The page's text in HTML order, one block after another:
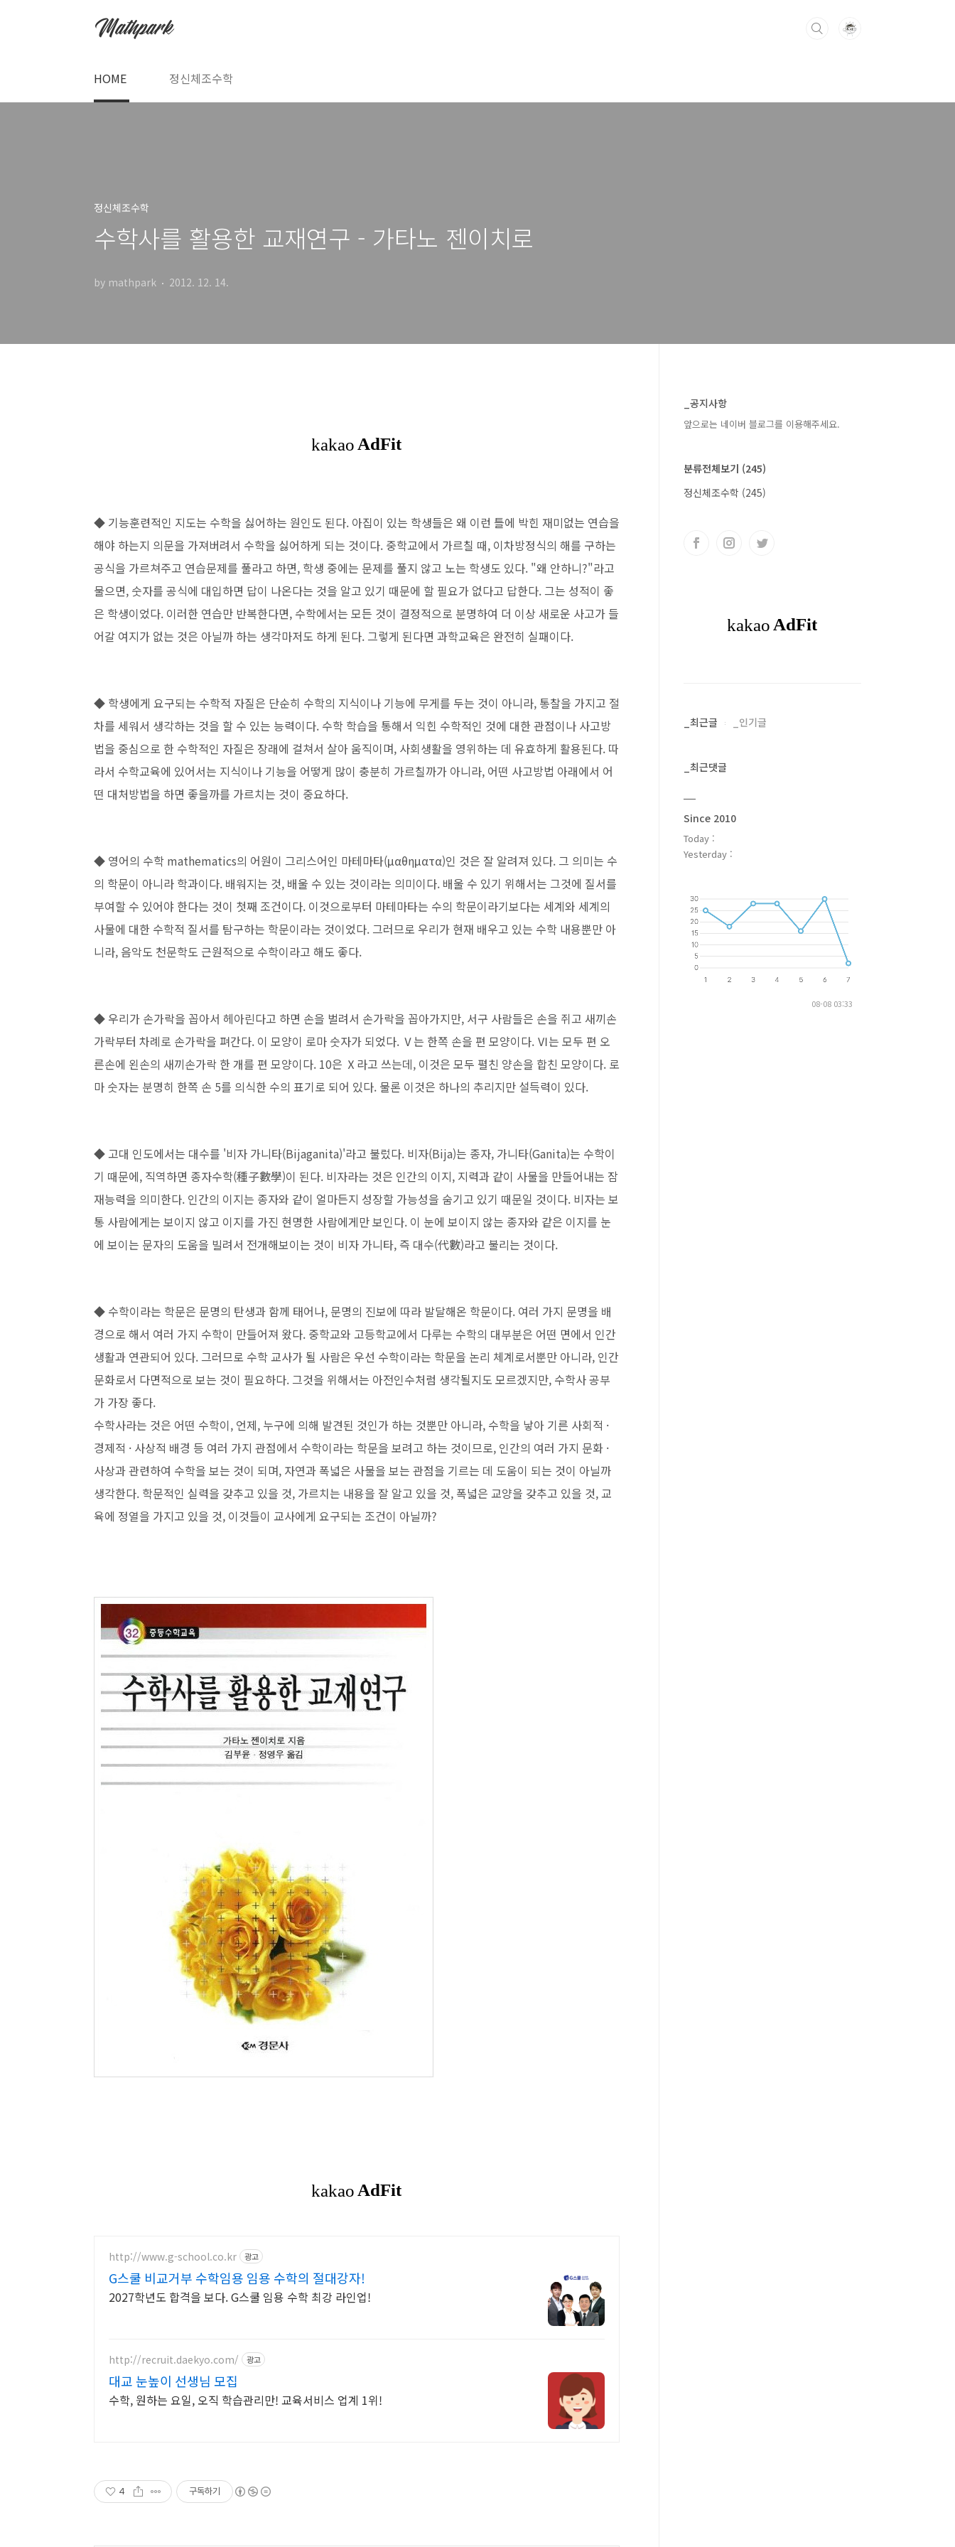
HOME 정신체조수학
정신체조수학
수학사를 활용한 교재연구 - 가타노 젠이치로
by mathpark 2012. 12. 14.
◆ 기능훈련적인 지도는 수학을 싫어하는 원인도 된다. 아집이 있는 학생들은 왜 이런 틀에 박힌 재미없는 연습을
해야 하는지 의문을 가져버려서 수학을 싫어하게 되는 것이다. 중학교에서 가르칠 때, 이차방정식의 해를 구하는
공식을 가르쳐주고 연습문제를 풀라고 하면, 학생 중에는 문제를 풀지 않고 노는 학생도 있다. "왜 안하니?"라고
물으면, 숫자를 공식에 대입하면 답이 나온다는 것을 알고 있기 때문에 할 필요가 없다고 답한다. 그는 성적이 좋
은 학생이었다. 이러한 연습만 반복한다면, 수학에서는 모든 것이 결정적으로 분명하여 더 이상 새로운 사고가 들
어갈 여지가 없는 것은 아닐까 하는 생각마저도 하게 된다. 그렇게 된다면 과학교육은 완전히 실패이다.
◆ 학생에게 요구되는 수학적 자질은 단순히 수학의 지식이나 기능에 무게를 두는 것이 아니라, 통찰을 가지고 절
차를 세워서 생각하는 것을 할 수 있는 능력이다. 수학 학습을 통해서 익힌 수학적인 것에 대한 관점이나 사고방
법을 중심으로 한 수학적인 자질은 장래에 걸쳐서 살아 움직이며, 사회생활을 영위하는 데 유효하게 활용된다. 따
라서 수학교육에 있어서는 지식이나 기능을 어떻게 많이 충분히 가르칠까가 아니라, 어떤 사고방법 아래에서 어
떤 대처방법을 하면 좋을까를 가르치는 것이 중요하다.
◆ 영어의 수학 mathematics의 어원이 그리스어인 마테마타(μαθηματα)인 것은 잘 알려져 있다. 그 의미는 수
의 학문이 아니라 학과이다. 배워지는 것, 배울 수 있는 것이라는 의미이다. 배울 수 있기 위해서는 그것에 질서를
부여할 수 있어야 한다는 것이 첫째 조건이다. 이것으로부터 마테마타는 수의 학문이라기보다는 세계와 세계의
사물에 대한 수학적 질서를 탐구하는 학문이라는 것이었다. 그러므로 우리가 현재 배우고 있는 수학 내용뿐만 아
니라, 음악도 천문학도 근원적으로 수학이라고 해도 좋다.
◆ 우리가 손가락을 꼽아서 헤아린다고 하면 손을 벌려서 손가락을 꼽아가지만, 서구 사람들은 손을 쥐고 새끼손
가락부터 차례로 손가락을 펴간다. 이 모양이 로마 숫자가 되었다. Ⅴ는 한쪽 손을 편 모양이다. Ⅵ는 모두 편 오
른손에 왼손의 새끼손가락 한 개를 편 모양이다. 10은 Ⅹ라고 쓰는데, 이것은 모두 펼친 양손을 합친 모양이다. 로
마 숫자는 분명히 한쪽 손 5를 의식한 수의 표기로 되어 있다. 물론 이것은 하나의 추리지만 설득력이 있다.
◆ 고대 인도에서는 대수를 '비자 가니타(Bijaganita)'라고 불렀다. 비자(Bija)는 종자, 가니타(Ganita)는 수학이
기 때문에, 직역하면 종자수학(種子數學)이 된다. 비자라는 것은 인간의 이지, 지력과 같이 사물을 만들어내는 잠
재능력을 의미한다. 인간의 이지는 종자와 같이 얼마든지 성장할 가능성을 숨기고 있기 때문일 것이다. 비자는 보
통 사람에게는 보이지 않고 이지를 가진 현명한 사람에게만 보인다. 이 눈에 보이지 않는 종자와 같은 이지를 눈
에 보이는 문자의 도움을 빌려서 전개해보이는 것이 비자 가니타, 즉 대수(代數)라고 불리는 것이다.
◆ 수학이라는 학문은 문명의 탄생과 함께 태어나, 문명의 진보에 따라 발달해온 학문이다. 여러 가지 문명을 배
경으로 해서 여러 가지 수학이 만들어져 왔다. 중학교와 고등학교에서 다루는 수학의 대부분은 어떤 면에서 인간
생활과 연관되어 있다. 그러므로 수학 교사가 될 사람은 우선 수학이라는 학문을 논리 체계로서뿐만 아니라, 인간
문화로서 다면적으로 보는 것이 필요하다. 그것을 위해서는 아전인수처럼 생각될지도 모르겠지만, 수학사 공부
가 가장 좋다.
수학사라는 것은 어떤 수학이, 언제, 누구에 의해 발견된 것인가 하는 것뿐만 아니라, 수학을 낳아 기른 사회적 ·
경제적 · 사상적 배경 등 여러 가지 관점에서 수학이라는 학문을 보려고 하는 것이므로, 인간의 여러 가지 문화 ·
사상과 관련하여 수학을 보는 것이 되며, 자연과 폭넓은 사물을 보는 관점을 기르는 데 도움이 되는 것이 아닐까
생각한다. 학문적인 실력을 갖추고 있을 것, 가르치는 내용을 잘 알고 있을 것, 폭넓은 교양을 갖추고 있을 것, 교
육에 정열을 가지고 있을 것, 이것들이 교사에게 요구되는 조건이 아닐까?
http://www.g-school.co.kr 광고
G스쿨 비교거부 수학임용 임용 수학의 절대강자!
2027학년도 합격을 보다. G스쿨 임용 수학 최강 라인업!
http://recruit.daekyo.com/ 광고
대교 눈높이 선생님 모집
수학, 원하는 요일, 오직 학습관리만! 교육서비스 업계 1위!
4 구독하기
_공지사항
앞으로는 네이버 블로그를 이용해주세요.
분류전체보기 (245)
정신체조수학 (245)
_최근글 _인기글
_최근댓글
Since 2010
Today :
Yesterday :
08-08 03:33